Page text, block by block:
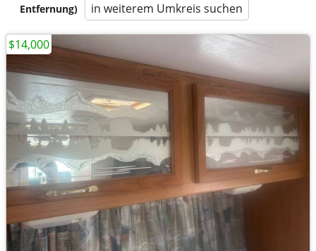
Entfernung)
in weiterem Umkreis suchen
$14,000